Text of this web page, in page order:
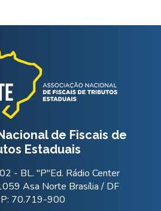
de Fiscais de
Estaduais
- BL. "P"Ed. Rádio Center
Asa Norte Brasília / DF
70.719-900